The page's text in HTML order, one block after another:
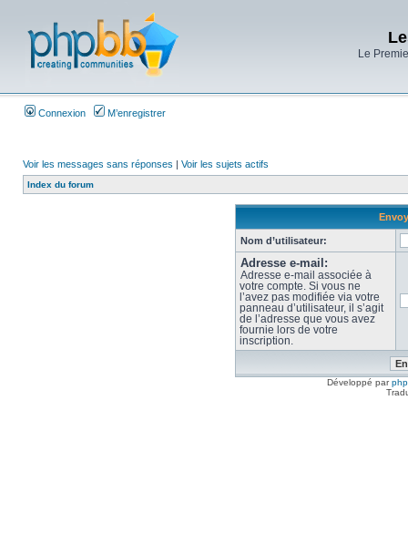
Le
Connexion M’enregistrer
Voir les messages sans réponses | Voir les sujets actifs
Index du forum
Nom d’utilisateur:
Adresse e-mail:
Adresse e-mail associée à
votre compte. Si vous ne
l’avez pas modifiée via votre
panneau d’utilisateur, il s’agit
de l’adresse que vous avez
fournie lors de votre
inscription.
Développé par